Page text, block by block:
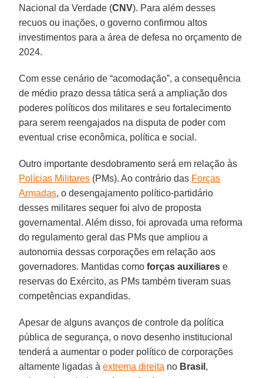
Nacional da Verdade (CNV). Para além desses
recuos ou inações, o governo confirmou altos
investimentos para a área de defesa no orçamento de
2024.
Com esse cenário de “acomodação”, a consequência
de médio prazo dessa tática será a ampliação dos
poderes políticos dos militares e seu fortalecimento
para serem reengajados na disputa de poder com
eventual crise econômica, política e social.
Outro importante desdobramento será em relação às
Polícias Militares (PMs). Ao contrário das Forças
Armadas, o desengajamento político-partidário
desses militares sequer foi alvo de proposta
governamental. Além disso, foi aprovada uma reforma
do regulamento geral das PMs que ampliou a
autonomia dessas corporações em relação aos
governadores. Mantidas comoforças auxiliares e
reservas do Exército, as PMs também tiveram suas
competências expandidas.
Apesar de alguns avanços de controle da política
pública de segurança, o novo desenho institucional
tenderá a aumentar o poder político de corporações
altamente ligadas àextrema direita no Brasil ,